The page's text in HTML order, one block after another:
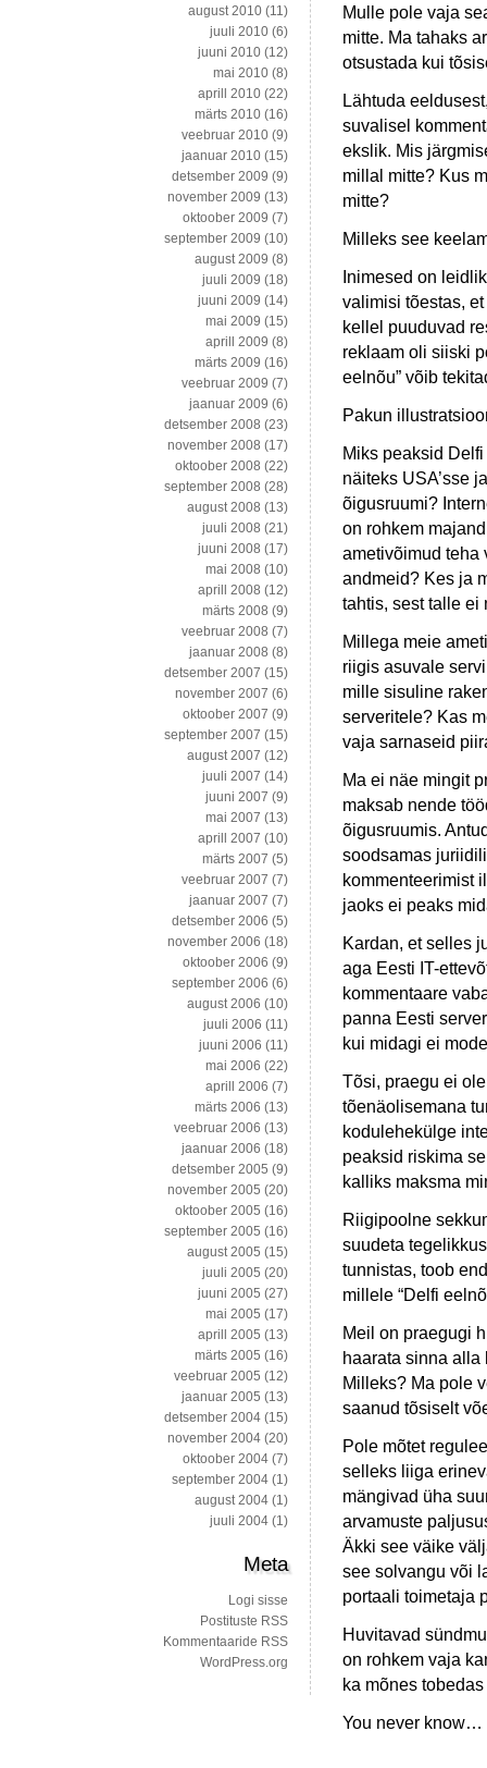
Mulle pole vaja
mitte. Ma tahaks
otsustada kui
Lähtuda
suvalisel
ekslik. Mis
millal mitte? Kus
mitte?
Milleks see
Inimesed on
valimisi tõestas,
kellel puuduvad
reklaam oli siiski
eelnõu” võib
Pakun
Miks peaksid
näiteks USA’sse
õigusruumi?
on rohkem
ametivõimud teha
andmeid? Kes ja
tahtis, sest talle ei
Millega meie
riigis asuvale
mille sisuline
serveritele? Kas
vaja sarnaseid
Ma ei näe mingit
maksab nende
õigusruumis.
soodsamas
kommenteerimist
jaoks ei peaks
Kardan, et selles
aga Eesti IT-
kommentaare
panna Eesti
kui midagi ei
Tõsi, praegu ei
tõenäolisemana
kodulehekülge
peaksid riskima
kalliks maksma
Riigipoolne
suudeta
tunnistas, toob
millele “Delfi
Meil on praegugi
haarata sinna alla
Milleks? Ma pole
saanud tõsiselt
Pole mõtet
selleks liiga
mängivad üha
arvamuste
Äkki see väike
see solvangu või
portaali toimetaja
Huvitavad
on rohkem vaja
ka mõnes
You never know…
august 2010 (11)
juuli 2010 (6)
juuni 2010 (12)
mai 2010 (8)
aprill 2010 (22)
märts 2010 (16)
veebruar 2010 (9)
jaanuar 2010 (15)
detsember 2009 (9)
november 2009 (13)
oktoober 2009 (7)
september 2009 (10)
august 2009 (8)
juuli 2009 (18)
juuni 2009 (14)
mai 2009 (15)
aprill 2009 (8)
märts 2009 (16)
veebruar 2009 (7)
jaanuar 2009 (6)
detsember 2008 (23)
november 2008 (17)
oktoober 2008 (22)
september 2008 (28)
august 2008 (13)
juuli 2008 (21)
juuni 2008 (17)
mai 2008 (10)
aprill 2008 (12)
märts 2008 (9)
veebruar 2008 (7)
jaanuar 2008 (8)
detsember 2007 (15)
november 2007 (6)
oktoober 2007 (9)
september 2007 (15)
august 2007 (12)
juuli 2007 (14)
juuni 2007 (9)
mai 2007 (13)
aprill 2007 (10)
märts 2007 (5)
veebruar 2007 (7)
jaanuar 2007 (7)
detsember 2006 (5)
november 2006 (18)
oktoober 2006 (9)
september 2006 (6)
august 2006 (10)
juuli 2006 (11)
juuni 2006 (11)
mai 2006 (22)
aprill 2006 (7)
märts 2006 (13)
veebruar 2006 (13)
jaanuar 2006 (18)
detsember 2005 (9)
november 2005 (20)
oktoober 2005 (16)
september 2005 (16)
august 2005 (15)
juuli 2005 (20)
juuni 2005 (27)
mai 2005 (17)
aprill 2005 (13)
märts 2005 (16)
veebruar 2005 (12)
jaanuar 2005 (13)
detsember 2004 (15)
november 2004 (20)
oktoober 2004 (7)
september 2004 (1)
august 2004 (1)
juuli 2004 (1)
Meta
Logi sisse
Postituste RSS
Kommentaaride RSS
WordPress.org